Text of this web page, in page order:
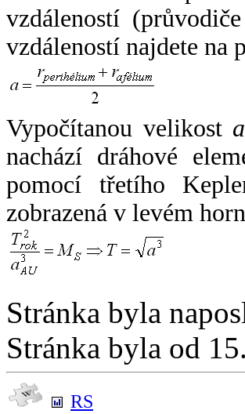
vzdáleností (průvodiče
vzdáleností najdete na
Vypočítanou velikost a
nachází dráhové
pomocí třetího
zobrazená v levém
Stránka byla
Stránka byla od
RS